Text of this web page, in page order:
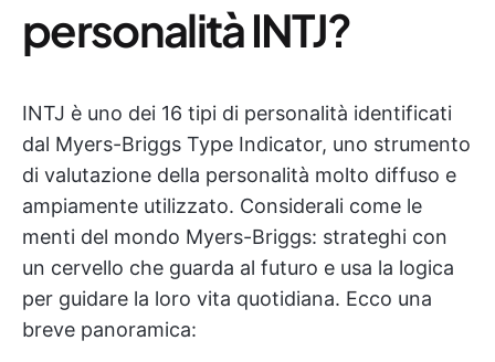
personalità INTJ?
INTJ è uno dei 16 tipi di personalità identificati
dal Myers-Briggs Type Indicator, uno strumento
di valutazione della personalità molto diffuso e
ampiamente utilizzato. Considerali come le
menti del mondo Myers-Briggs: strateghi con
un cervello che guarda al futuro e usa la logica
per guidare la loro vita quotidiana. Ecco una
breve panoramica: